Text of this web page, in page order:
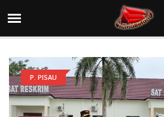
P. PISAU